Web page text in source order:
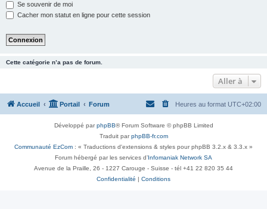
Se souvenir de moi
Cacher mon statut en ligne pour cette session
Cette catégorie n’a pas de forum.
Aller à
Accueil Portail Forum Heures au format UTC+02:00
Développé parphpBB® Forum Software © phpBB Limited
Traduit parphpBB-fr.com
Communauté EzCom : « Traductions d'extensions & styles pour phpBB 3.2.x & 3.3.x »
Forum hébergé par les services d’ Infomaniak Network SA
Avenue de la Praille, 26 - 1227 Carouge - Suisse - tél +41 22 820 35 44
Confidentialité
Conditions